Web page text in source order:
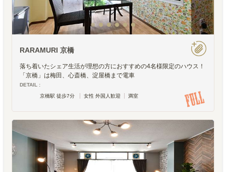
RARAMURI 京橋
落ち着いたシェア生活が理想の方におすすめの4名様限定のハウス！
「京橋」は梅田、心斎橋、淀屋橋まで電車
DETAIL :
京橋駅 徒歩7分
女性 外国人歓迎 満室